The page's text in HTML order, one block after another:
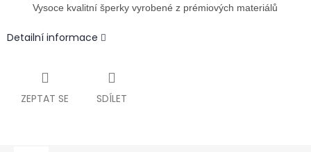
Vysoce kvalitní šperky vyrobené z prémiových materiálů
Detailní informace
ZEPTAT SE SDÍLET